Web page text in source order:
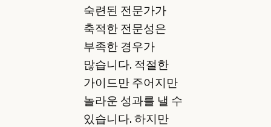
숙련된 전문가가
축적한 전문성은
부족한 경우가
많습니다. 적절한
가이드만 주어지만
놀라운 성과를 낼 수
있습니다. 하지만